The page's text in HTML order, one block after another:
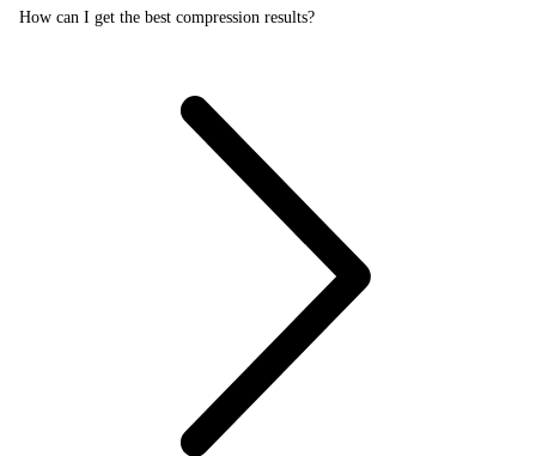
How can I get the best compression results?